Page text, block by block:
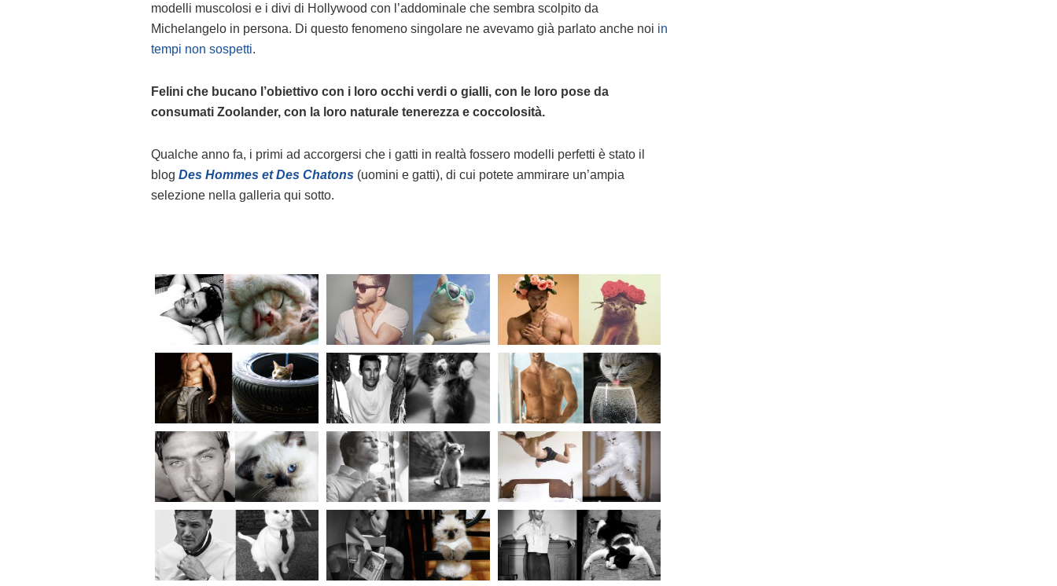
modelli muscolosi e i divi di Hollywood con l’addominale che sembra scolpito da
Michelangelo in persona. Di questo fenomeno singolare ne avevamo già parlato anche noi in
tempi non sospetti.
Felini che bucano l’obiettivo con i loro occhi verdi o gialli, con le loro pose da
consumati Zoolander, con la loro naturale tenerezza e coccolosità.
Qualche anno fa, i primi ad accorgersi che i gatti in realtà fossero modelli perfetti è stato il
blog Des Hommes et Des Chatons (uomini e gatti), di cui potete ammirare un’ampia
selezione nella galleria qui sotto.